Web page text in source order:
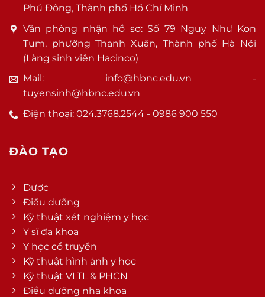
Phú Đông, Thành phố Hồ Chí Minh
Văn phòng nhận hồ sơ: Số 79 Nguỵ Như Kon
Tum, phường Thanh Xuân, Thành phố Hà Nội
(Làng sinh viên Hacinco)
Mail: info@hbnc.edu.vn -
tuyensinh@hbnc.edu.vn
Điện thoại: 024.3768.2544 - 0986 900 550
ĐÀO TẠO
Dược
Điều dưỡng
Kỹ thuật xét nghiệm y học
Y sĩ đa khoa
Y học cổ truyền
Kỹ thuật hình ảnh y học
Kỹ thuật VLTL & PHCN
Điều dưỡng nha khoa